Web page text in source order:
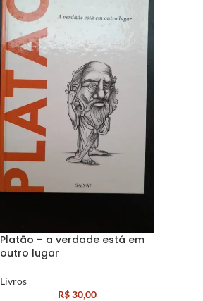
Platão – a verdade está em
outro lugar
Livros
R$30,00